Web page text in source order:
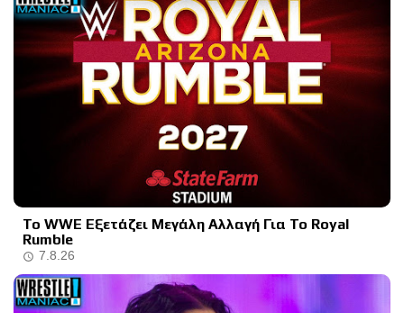
Το WWE Εξετάζει Μεγάλη Αλλαγή Για Το Royal
Rumble
7.8.26